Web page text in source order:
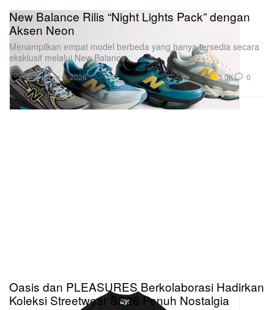
Footwear
New Balance Rilis “Night Lights Pack” dengan
Aksen Neon
Menampilkan empat model berbeda yang hanya tersedia secara
eksklusif melalui New Balance.
Aug 6, 2026 3.0K 0
Oasis dan PLEASURES Berkolaborasi Hadirkan
Koleksi Streetwear SS26 Penuh Nostalgia